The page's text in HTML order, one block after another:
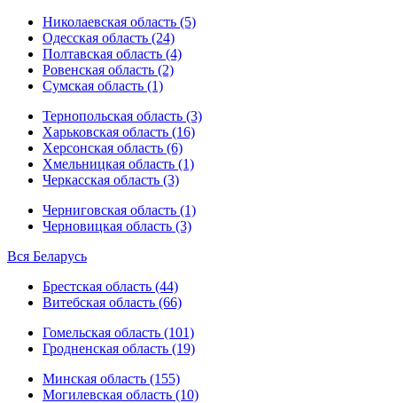
Николаевская область (5)
Одесская область (24)
Полтавская область (4)
Ровенская область (2)
Сумская область (1)
Тернопольская область (3)
Харьковская область (16)
Херсонская область (6)
Хмельницкая область (1)
Черкасская область (3)
Черниговская область (1)
Черновицкая область (3)
Вся Беларусь
Брестская область (44)
Витебская область (66)
Гомельская область (101)
Гродненская область (19)
Минская область (155)
Могилевская область (10)